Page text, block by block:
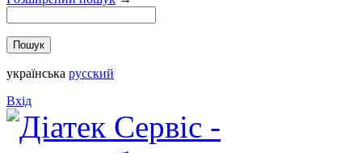
українська русский
Вхід